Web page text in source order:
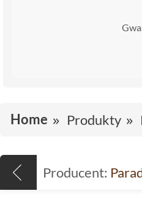
Home Produkty
Producent: